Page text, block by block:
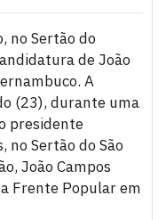
no Sertão do
de João
A
(23), durante uma
presidente
no Sertão do São
João Campos
Frente Popular em